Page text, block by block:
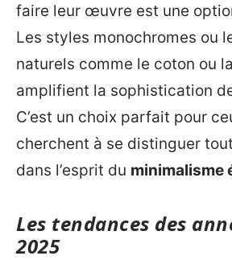
faire leur œuvre est une
Les styles monochromes ou
naturels comme le coton ou
amplifient la sophistication
C’est un choix parfait pour
cherchent à se distinguer
dans l’esprit du minimalisme
Les tendances des
2025